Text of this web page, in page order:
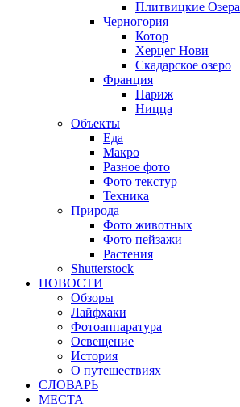
Плитвицкие Озера
Черногория
Котор
Херцег Нови
Скадарское озеро
Франция
Париж
Ницца
Объекты
Еда
Макро
Разное фото
Фото текстур
Техника
Природа
Фото животных
Фото пейзажи
Растения
Shutterstock
НОВОСТИ
Обзоры
Лайфхаки
Фотоаппаратура
Освещение
История
О путешествиях
CЛОВАРЬ
МЕСТА